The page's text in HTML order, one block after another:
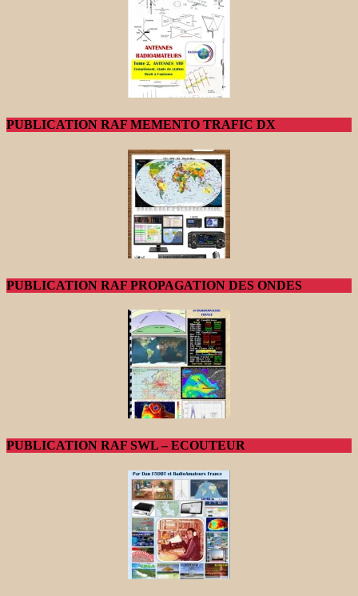
PUBLICATION RAF MEMENTO TRAFIC DX
PUBLICATION RAF PROPAGATION DES ONDES
PUBLICATION RAF SWL – ECOUTEUR